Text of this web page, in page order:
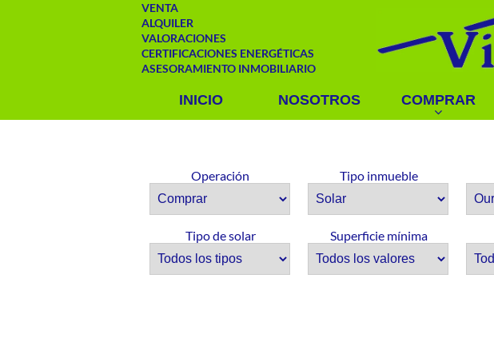
VENTA
ALQUILER
VALORACIONES
CERTIFICACIONES ENERGÉTICAS
ASESORAMIENTO INMOBILIARIO
INICIO NOSOTROS COMPRAR
Operación Tipo inmueble
Tipo de solar Superficie mínima